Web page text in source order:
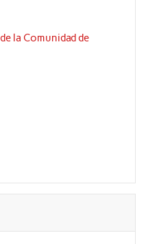
la Comunidad de